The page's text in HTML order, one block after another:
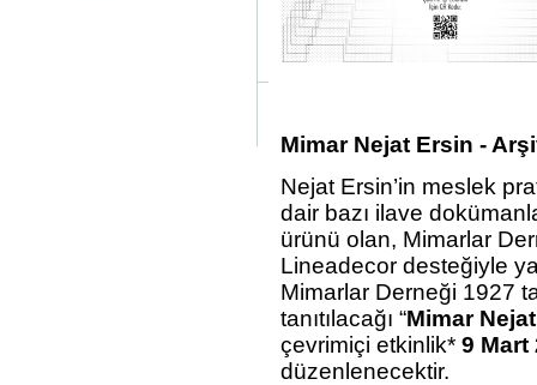
Mimar Nejat Ersin -
Nejat Ersin’in meslek
dair bazı ilave
ürünü olan, Mimarlar
Lineadecor desteğiyle
Mimarlar Derneği 1927
tanıtılacağı “Mimar
çevrimiçi etkinlik* 9 Mart
düzenlenecektir.